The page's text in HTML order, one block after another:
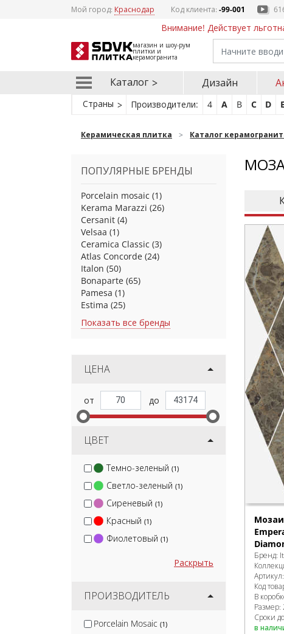
Мой город: Краснодар Код клиента:-99-001
Внимание! Действует
магазин и шоу-рум
плитки и
керамогранита
Каталог Дизайн
Страны Производители: 4 A B C D E
Керамическая плитка Каталог
ПОПУЛЯРНЫЕ БРЕНДЫ
Porcelain mosaic (1)
Kerama Marazzi (26)
Cersanit (4)
Velsaa (1)
Ceramica Classic (3)
Atlas Concorde (24)
Italon (50)
Bonaparte (65)
Pamesa (1)
Estima (25)
Показать все бренды
ЦЕНА
ЦВЕТ
Темно-зеленый (1)
Светло-зеленый (1)
Сиреневый (1)
Красный (1)
Фиолетовый (1)
Раскрыть
ПРОИЗВОДИТЕЛЬ
Porcelain Mosaic (1)
Бренд:
Артикул:
Код
В
Размер:
Сроки
в